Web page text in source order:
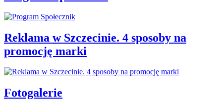
Reklama w Szczecinie. 4 sposoby na
promocję marki
Fotogalerie